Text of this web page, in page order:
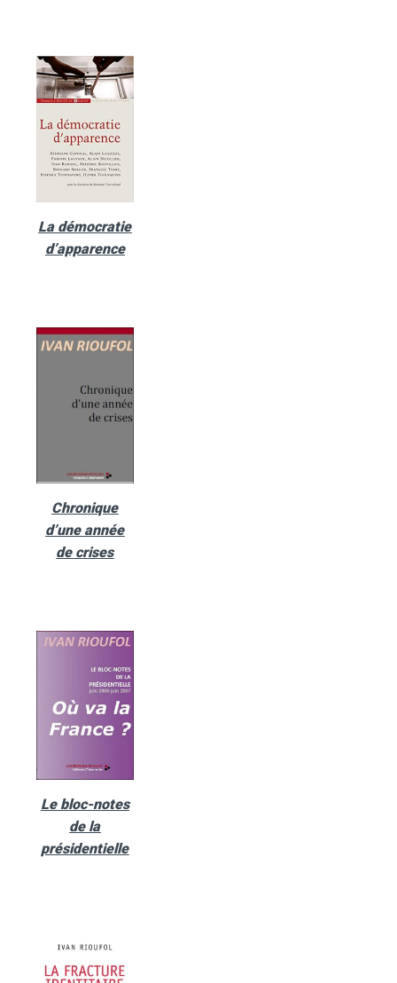
La démocratie
d’apparence
Chronique
d’une année
de crises
Le bloc-notes
de la
présidentielle